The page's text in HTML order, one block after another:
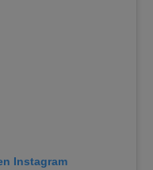
Instagram